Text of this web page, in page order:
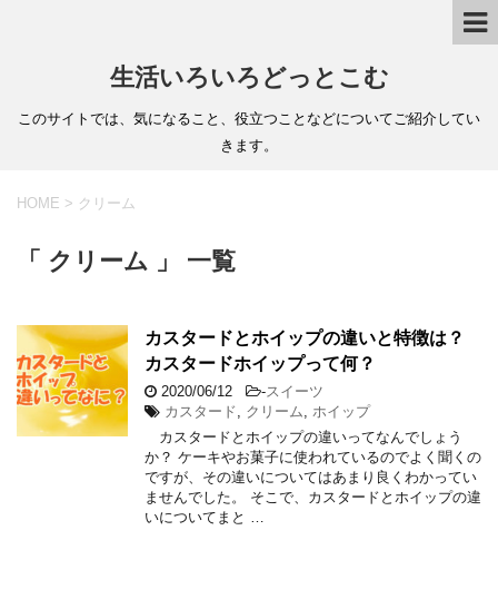
生活いろいろどっとこむ
このサイトでは、気になること、役立つことなどについてご紹介してい
きます。
HOME > クリーム
「 クリーム 」 一覧
カスタードとホイップの違いと特徴は？
カスタードホイップって何？
2020/06/12 -スイーツ
カスタード
クリーム
ホイップ
カスタードとホイップの違いってなんでしょう
か？ ケーキやお菓子に使われているのでよく聞くの
ですが、その違いについてはあまり良くわかってい
ませんでした。 そこで、カスタードとホイップの違
いについてまと …